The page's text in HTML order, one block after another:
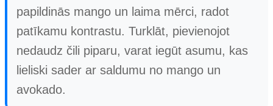
papildinās mango un laima mērci, radot
patīkamu kontrastu. Turklāt, pievienojot
nedaudz čili piparu, varat iegūt asumu, kas
lieliski sader ar saldumu no mango un
avokado.